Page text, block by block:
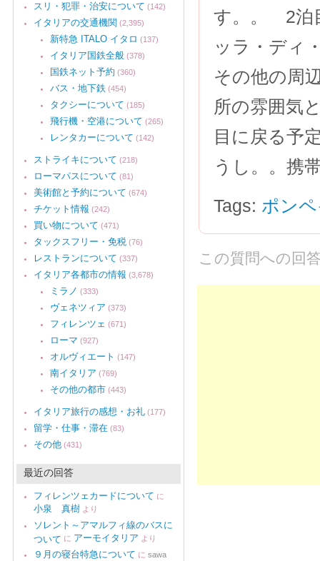
す。。 2泊
ッラ・ディ
その他の周
所の雰囲気
目に戻る予
うし。。携
Tags: ポン
この質問への回
スリ・犯罪・治安について (142)
イタリアの交通機関 (2,395)
新特急 ITALO イタロ (137)
イタリア国鉄全般 (378)
国鉄ネット予約 (360)
バス・地下鉄 (454)
タクシーについて (185)
飛行機・空港について (265)
レンタカーについて (142)
ストライキについて (218)
ローマパスについて (81)
美術館と予約について (674)
チケット情報 (242)
買い物について (471)
タックスフリー・免税 (76)
レストランについて (337)
イタリア各都市の情報 (3,678)
ミラノ (333)
ヴェネツィア (373)
フィレンツェ (671)
ローマ (927)
オルヴィエート (147)
南イタリア (769)
その他の都市 (443)
イタリア旅行の感想・お礼 (177)
留学・仕事・滞在 (83)
その他 (431)
最近の回答
フィレンツェカードについて に
小泉 真樹 より
ソレント～アマルフィ線のバスに
ついて に アーモイタリア より
９月の寝台特急について に sawa